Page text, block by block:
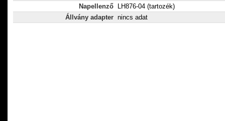
Napellenző
LH876­-04 (tartozék)
Állvány adapter nincs adat